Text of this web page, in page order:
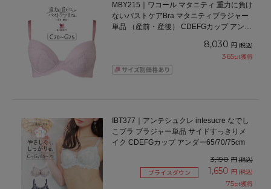
MBY215｜ワコール マタニティ 重力に負け
ないバストケアBra マタニティブラジャー
単品 （産前・産後） CDEFGカップ アンダ
8,030 円 (税込)
365pt獲得
IBT377｜アンテシュクレ intesucre なでし
こブラ ブラジャー単品 サイドすっきりメ
イク CDEFGカップ アンダー65/70/75cm
3,190 円(税込)
プライスダウン 1,650 円 (税込)
75pt獲得